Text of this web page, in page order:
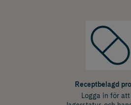
Receptbelagd
Logga in för att